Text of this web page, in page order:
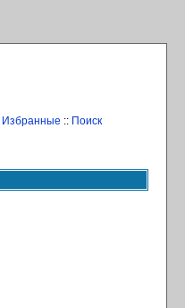
Избранные :: Поиск